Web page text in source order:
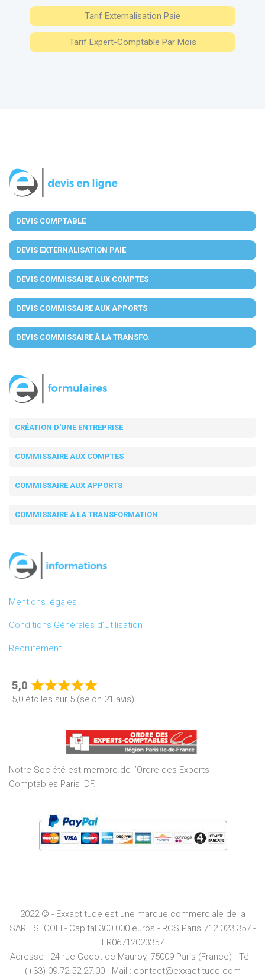
Tarif Externalisation Paie
Tarif Expert-Comptable Par Mois
DEVIS COMPTABLE
DEVIS EXTERNALISATION PAIE
DEVIS COMMISSAIRE AUX COMPTES
DEVIS COMMISSAIRE AUX APPORTS
DEVIS COMMISSAIRE À LA TRANSFO.
CRÉATION D'UNE ENTREPRISE
COMMISSAIRE AUX COMPTES
COMMISSAIRE AUX APPORTS
COMMISSAIRE À LA TRANSFORMATION
Mentions légales
Conditions Générales d’Utilisation
Recrutement
5,0
Rated
5,0
of
5
5,0 étoiles sur 5 (selon 21 avis)
Notre Société est membre de l’Ordre des Experts-
Comptables Paris IDF.
2022 © - Exxactitude est une marque commerciale de la
SARL SECOFI - Capital 300 000 euros - RCS Paris 712 023 357 -
FR06712023357
Adresse : 24 rue Godot de Mauroy, 75009 Paris (France) - Tél :
(+33) 09.72.52.27.00 - Mail : contact@exxactitude.com